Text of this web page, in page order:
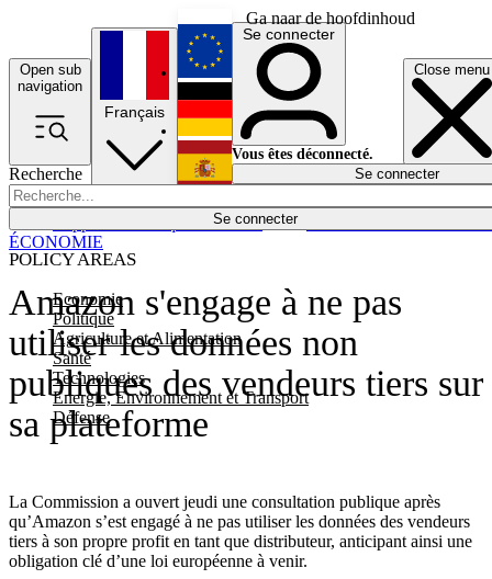
Ga naar de hoofdinhoud
Open sub
navigation
Close menu
Recherche
Se connecter
POLICY AREAS
Economie
Politique
Agriculture et Alimentation
Santé
Technologies
Energie, Environnement et Transport
Défense
Économie
Français
English
Deutsch
Español
Se connecter
Vous êtes déconnecté.
Se connecter
Amazon s'engage à ne pas
utiliser les données non
publiques des vendeurs tiers sur
sa plateforme
La Commission a ouvert jeudi une consultation publique après
qu’Amazon s’est engagé à ne pas utiliser les données des vendeurs
tiers à son propre profit en tant que distributeur, anticipant ainsi une
obligation clé d’une loi européenne à venir.
ÉCONOMIE